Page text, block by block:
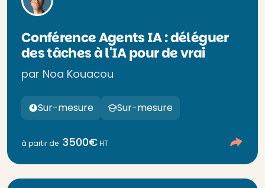
Conférence Agents IA : déléguer
des tâches à l'IA pour de vrai
par Noa Kouacou
Sur-mesure Sur-mesure
à partir de 3500€HT